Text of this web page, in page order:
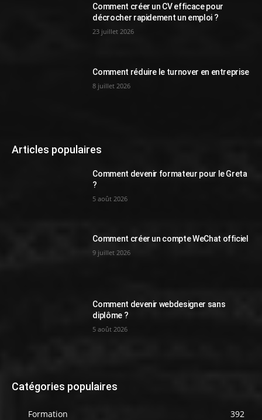
Comment créer un CV efficace pour
décrocher rapidement un emploi ?
23 juillet 2026
Comment réduire le turnover en entreprise
8 juillet 2026
Articles populaires
Comment devenir formateur pour le Greta
?
5 août 2026
Comment créer un compte WeChat officiel
9 juillet 2026
Comment devenir webdesigner sans
diplôme ?
5 août 2026
Catégories populaires
Formation
392